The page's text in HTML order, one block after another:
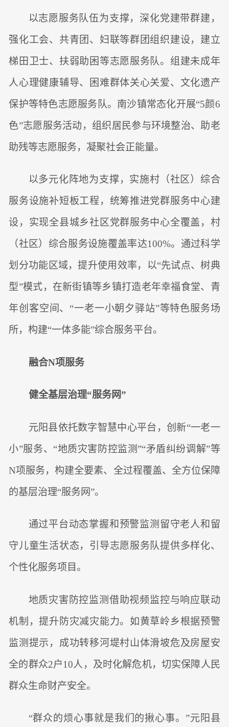
以志愿服务队伍为支撑，深化党建带群建，
强化工会、共青团、妇联等群团组织建设，建立
梯田卫士、扶弱助困等志愿服务队。组建未成年
人心理健康辅导、困难群体关心关爱、文化遗产
保护等特色志愿服务队。南沙镇常态化开展“5颜6
色”志愿服务活动，组织居民参与环境整治、助老
助残等志愿服务，凝聚社会正能量。
以多元化阵地为支撑，实施村（社区）综合
服务设施补短板工程，统筹推进党群服务中心建
设，实现全县城乡社区党群服务中心全覆盖，村
（社区）综合服务设施覆盖率达100%。通过科学
划分功能区域，提升使用效率，以“先试点、树典
型”模式，在新街镇等乡镇打造老年幸福食堂、青
年创客空间、“一老一小朝夕驿站”等特色服务场
所，构建“一体多能”综合服务平台。
融合N项服务
健全基层治理“服务网”
元阳县依托数字智慧中心平台，创新“一老一
小”服务、“地质灾害防控监测”“矛盾纠纷调解”等
N项服务，构建全要素、全过程覆盖、全方位保障
的基层治理“服务网”。
通过平台动态掌握和预警监测留守老人和留
守儿童生活状态，引导志愿服务队提供多样化、
个性化服务项目。
地质灾害防控监测借助视频监控与响应联动
机制，提升防灾减灾能力。如黄草岭乡根据预警
监测提示，成功转移河堤村山体滑坡危及房屋安
全的群众2户10人，及时化解危机，切实保障人民
群众生命财产安全。
“群众的烦心事就是我们的揪心事。”元阳县